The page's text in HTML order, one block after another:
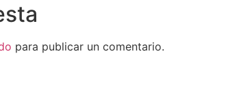
para publicar un comentario.